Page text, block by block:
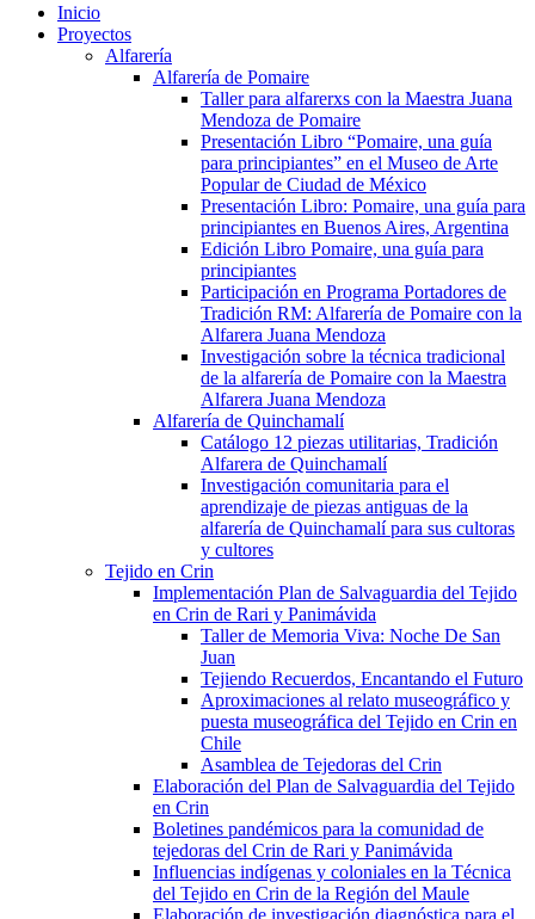
Inicio
Proyectos
Alfarería
Alfarería de Pomaire
Taller para alfarerxs con la Maestra Juana
Mendoza de Pomaire
Presentación Libro “Pomaire, una guía
para principiantes” en el Museo de Arte
Popular de Ciudad de México
Presentación Libro: Pomaire, una guía para
principiantes en Buenos Aires, Argentina
Edición Libro Pomaire, una guía para
principiantes
Participación en Programa Portadores de
Tradición RM: Alfarería de Pomaire con la
Alfarera Juana Mendoza
Investigación sobre la técnica tradicional
de la alfarería de Pomaire con la Maestra
Alfarera Juana Mendoza
Alfarería de Quinchamalí
Catálogo 12 piezas utilitarias, Tradición
Alfarera de Quinchamalí
Investigación comunitaria para el
aprendizaje de piezas antiguas de la
alfarería de Quinchamalí para sus cultoras
y cultores
Tejido en Crin
Implementación Plan de Salvaguardia del Tejido
en Crin de Rari y Panimávida
Taller de Memoria Viva: Noche De San
Juan
Tejiendo Recuerdos, Encantando el Futuro
Aproximaciones al relato museográfico y
puesta museográfica del Tejido en Crin en
Chile
Asamblea de Tejedoras del Crin
Elaboración del Plan de Salvaguardia del Tejido
en Crin
Boletines pandémicos para la comunidad de
tejedoras del Crin de Rari y Panimávida
Influencias indígenas y coloniales en la Técnica
del Tejido en Crin de la Región del Maule
Elaboración de investigación diagnóstica para el